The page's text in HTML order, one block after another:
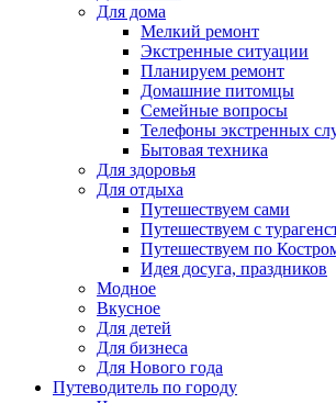
Для дома
Мелкий ремонт
Экстренные ситуации
Планируем ремонт
Домашние питомцы
Семейные вопросы
Телефоны экстренных
Бытовая техника
Для здоровья
Для отдыха
Путешествуем сами
Путешествуем с
Путешествуем по
Идея досуга, праздников
Модное
Вкусное
Для детей
Для бизнеса
Для Нового года
Путеводитель по городу